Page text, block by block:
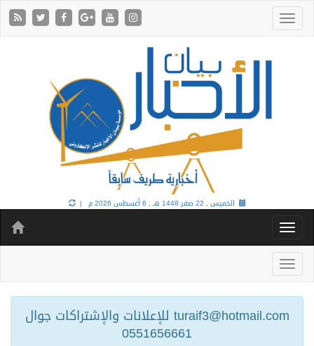
الخميس , 22 صفر 1448 هـ , 6 أغسطس 2026 م |
turaif3@hotmail.com للإعلانات والإشتراكات جوال
0551656661